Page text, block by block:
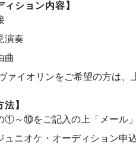
ィション内容】
演奏
曲
ァイオリンをご希望の方は、
法】
①～⑩をご記入の上「メール
ニオケ・オーディション申